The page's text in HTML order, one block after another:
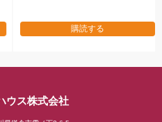
購読する
ウス株式会社